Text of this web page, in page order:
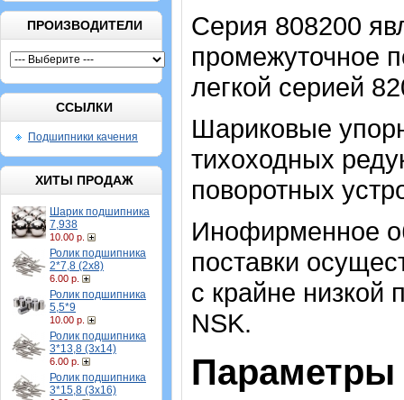
ПРОИЗВОДИТЕЛИ
ССЫЛКИ
Подшипники качения
ХИТЫ ПРОДАЖ
Шарик подшипника
7,938
10.00 р.
Ролик подшипника
2*7,8 (2х8)
6.00 р.
Ролик подшипника
5,5*9
10.00 р.
Ролик подшипника
3*13,8 (3х14)
6.00 р.
Ролик подшипника
3*15,8 (3х16)
Серия 808200
промежуточное
легкой серией
Шариковые
тихоходных
поворотных
Инофирменное
поставки
с крайне низкой
NSK.
Параметры